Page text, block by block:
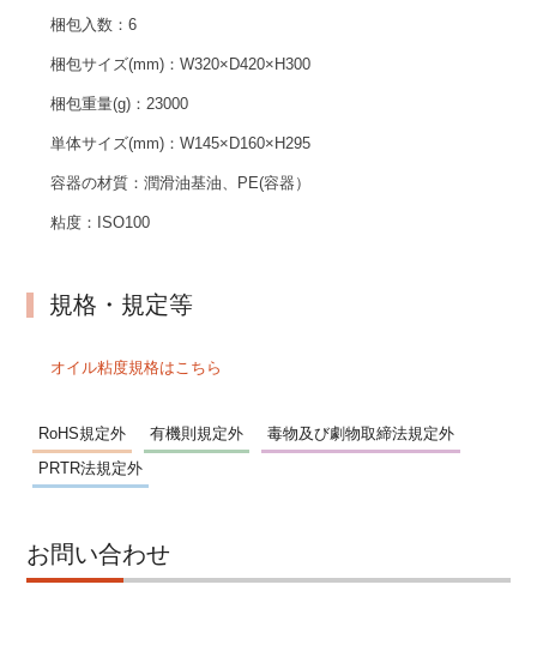
梱包入数：6
梱包サイズ(mm)：W320×D420×H300
梱包重量(g)：23000
単体サイズ(mm)：W145×D160×H295
容器の材質：潤滑油基油、PE(容器）
粘度： ISO100
規格・規定等
オイル粘度規格はこちら
RoHS規定外 有機則規定外
毒物及び劇物取締法規定外
PRTR法規定外
お問い合わせ